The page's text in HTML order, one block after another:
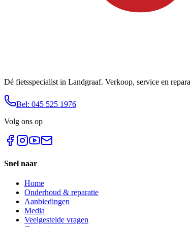
Dé fietsspecialist in Landgraaf. Verkoop, service en
Bel: 045 525 1976
Volg ons op
Snel naar
Home
Onderhoud & reparatie
Aanbiedingen
Media
Veelgestelde vragen